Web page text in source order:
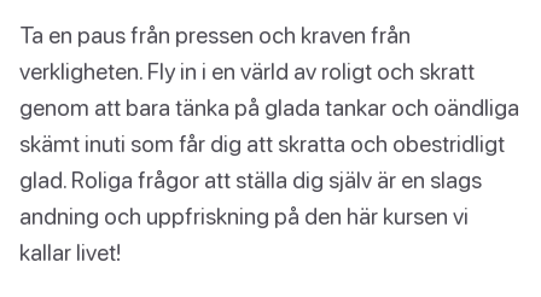
Ta en paus från pressen och kraven från
verkligheten. Fly in i en värld av roligt och skratt
genom att bara tänka på glada tankar och oändliga
skämt inuti som får dig att skratta och obestridligt
glad. Roliga frågor att ställa dig själv är en slags
andning och uppfriskning på den här kursen vi
kallar livet!